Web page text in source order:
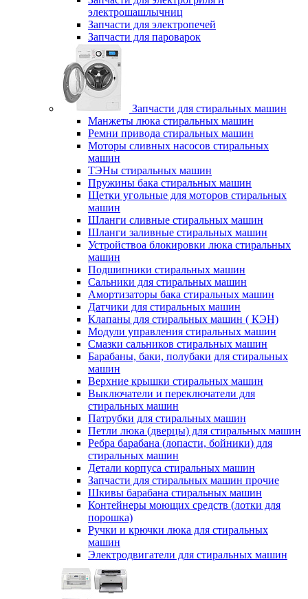
электрошашлычниц
Запчасти для электропечей
Запчасти для пароварок
Запчасти для стиральных машин
Манжеты люка стиральных машин
Ремни привода стиральных машин
Моторы сливных насосов стиральных
машин
ТЭНы стиральных машин
Пружины бака стиральных машин
Щетки угольные для моторов стиральных
машин
Шланги сливные стиральных машин
Шланги заливные стиральных машин
Устройствоа блокировки люка стиральных
машин
Подшипники стиральных машин
Сальники для стиральных машин
Амортизаторы бака стиральных машин
Датчики для стиральных машин
Клапаны для стиральных машин ( КЭН)
Модули управления стиральных машин
Смазки сальников стиральных машин
Барабаны, баки, полубаки для стиральных
машин
Верхние крышки стиральных машин
Выключатели и переключатели для
стиральных машин
Патрубки для стиральных машин
Петли люка (дверцы) для стиральных машин
Ребра барабана (лопасти, бойники) для
стиральных машин
Детали корпуса стиральных машин
Запчасти для стиральных машин прочие
Шкивы барабана стиральных машин
Контейнеры моющих средств (лотки для
порошка)
Ручки и крючки люка для стиральных
машин
Электродвигатели для стиральных машин